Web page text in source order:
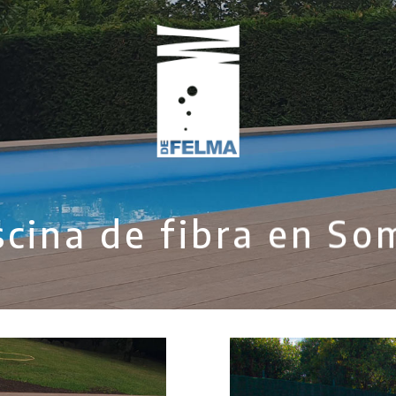
de fibra en